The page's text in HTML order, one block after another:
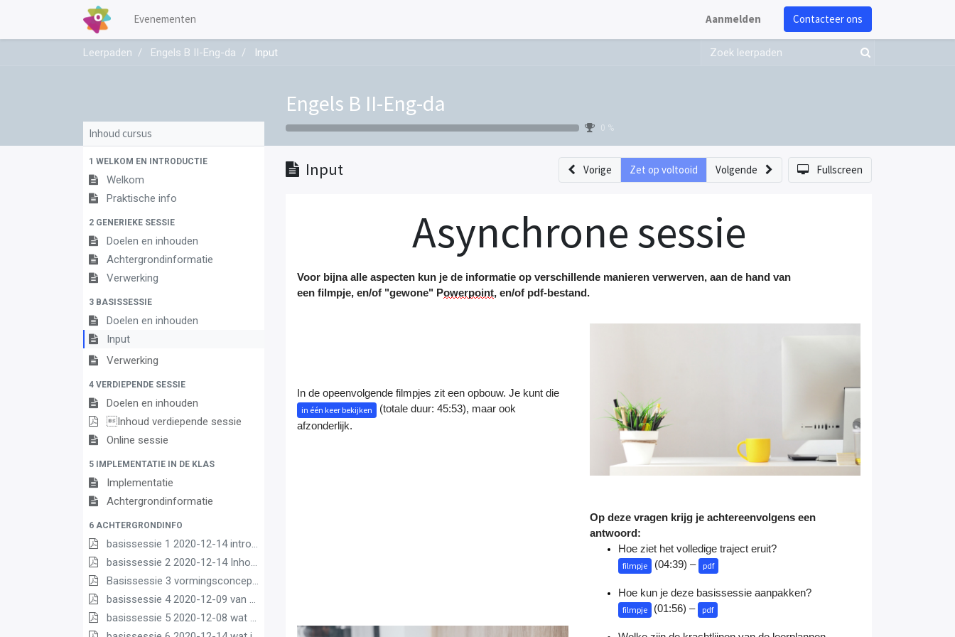
Evenementen Aanmelden Contacteer ons
Leerpaden Engels B II-Eng-da Input
Engels B II-Eng-da
0 %
Inhoud cursus
1 WELKOM EN INTRODUCTIE
Welkom
Praktische info
2 GENERIEKE SESSIE
Doelen en inhouden
Achtergrondinformatie
Verwerking
3 BASISSESSIE
Doelen en inhouden
Input
Verwerking
4 VERDIEPENDE SESSIE
Doelen en inhouden
Inhoud verdiepende sessie
Online sessie
5 IMPLEMENTATIE IN DE KLAS
Implementatie
Achtergrondinformatie
6 ACHTERGRONDINFO
basissessie 1 2020-12-14 intro (2) (2) (1) (1)
basissessie 2 2020-12-14 Inhoud en opbouw (2) (1) (1)
Basissessie 3 vormingsconcept (1)
basissessie 4 2020-12-09 van matrix nr leerplannen pdf (1) (1)
basissessie 5 2020-12-08 wat we borgen pdf (1) (1)
Input Vorige Zet op voltooid Volgende Fullscreen
Asynchrone sessie
Voor bijna alle aspecten kun je de informatie op verschillende manieren verwerven, aan de hand van
een filmpje, en/of "gewone" Powerpoint, en/of pdf-bestand.
In de opeenvolgende filmpjes zit een opbouw. Je kunt die
in één keer bekijken
(totale duur: 45:53), maar ook
afzonderlijk.
Op deze vragen krijg je achtereenvolgens een
antwoord:
Hoe ziet het volledige traject eruit?
filmpje (04:39) – pdf
Hoe kun je deze basissessie aanpakken?
filmpje (01:56) – pdf